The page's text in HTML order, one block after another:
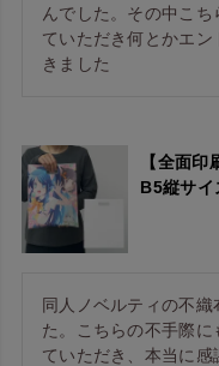
んでした。その中こ
ていただき何とかエ
【全面
B5縦サイ
同人ノベルティの不
た。こちらの不手際
ていただき、本当に